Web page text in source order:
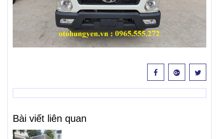
Bài viết liên quan